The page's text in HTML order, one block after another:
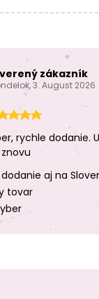
zákazník
3. August 2026
rychle dodanie.
aj na
tovar